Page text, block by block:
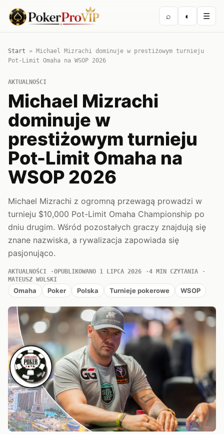
⌕ ◐ ☰
Start » Michael Mizrachi dominuje w prestiżowym turnieju
Pot-Limit Omaha na WSOP 2026
AKTUALNOŚCI
Michael Mizrachi
dominuje w
prestiżowym turnieju
Pot-Limit Omaha na
WSOP 2026
Michael Mizrachi z ogromną przewagą prowadzi w
turnieju $10,000 Pot-Limit Omaha Championship po
dniu drugim. Wśród pozostałych graczy znajdują się
znane nazwiska, a rywalizacja zapowiada się
pasjonująco.
AKTUALNOŚCI OPUBLIKOWANO 1 LIPCA 2026
4 MIN CZYTANIA
MATEUSZ WOLSKI
Omaha Poker Polska Turnieje pokerowe WSOP